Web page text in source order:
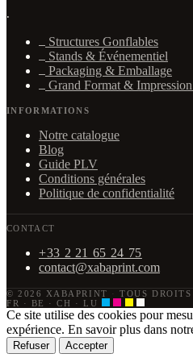
·
Structures Gonflables
Stands & Événementiel
Packaging & Emballage
Grand Format &
INFORMATIONS
Notre catalogue
Blog
Guide PLV
Conditions générales
Politique de confidentialité
CONTACT
+33 2 21 65 24 75
contact@xabaprint.com
© 2026 XABAPRINT ·
TOUS DROITS
FR · BE · CH · LU
Ce site utilise des cookies pour
expérience. En savoir plus dans
Refuser Accepter